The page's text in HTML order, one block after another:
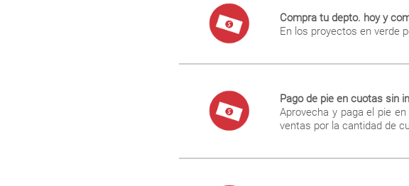
Compra tu depto. hoy y
En los proyectos en verde
Pago de pie en cuotas sin
Aprovecha y paga el pie
ventas por la cantidad de